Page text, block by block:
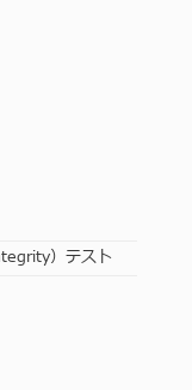
）テスト